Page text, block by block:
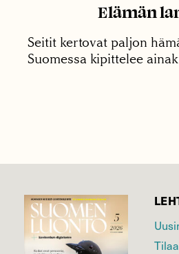
Elämän
Seitit kertovat paljon
Suomessa kipittelee